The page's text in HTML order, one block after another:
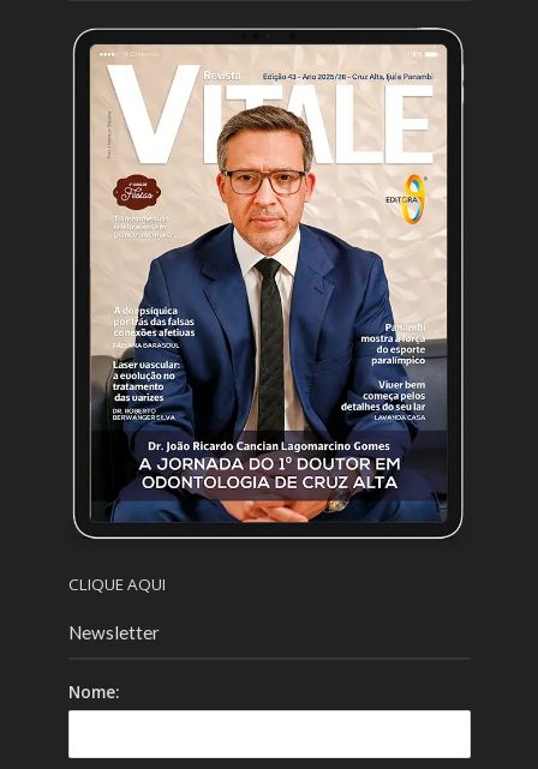
CLIQUE AQUI
Newsletter
Nome: